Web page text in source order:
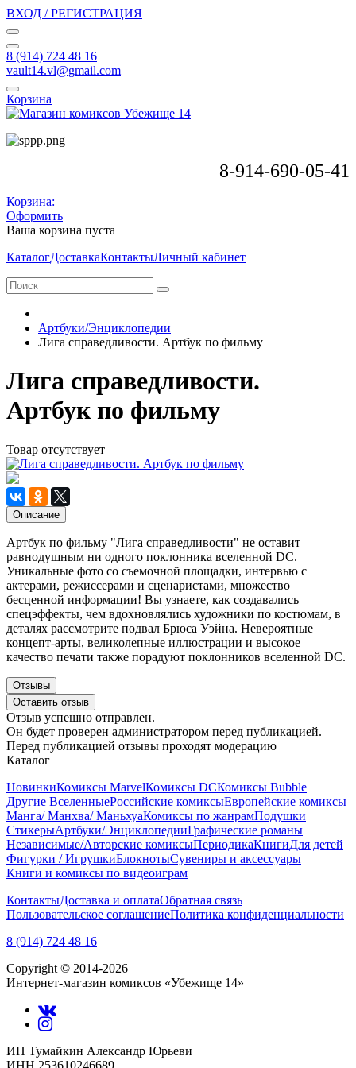
ВХОД / РЕГИСТРАЦИЯ
8 (914) 724 48 16
vault14.vl@gmail.com
Корзина
8-914-690-05-41
Корзина:
Оформить
Ваша корзина пуста
КаталогДоставкаКонтактыЛичный кабинет
Артбуки/Энциклопедии
Лига справедливости. Артбук по фильму
Лига справедливости.
Артбук по фильму
Товар отсутствует
Описание
Артбук по фильму "Лига справедливости" не оставит
равнодушным ни одного поклонника вселенной DC.
Уникальные фото со съемочной площадки, интервью с
актерами, режиссерами и сценаристами, множество
бесценной информации! Вы узнаете, как создавались
cпецэффекты, чем вдохновлялись художники по костюмам, в
деталях рассмотрите подвал Брюса Уэйна. Невероятные
концепт-арты, великолепные иллюстрации и высокое
качество печати также порадуют поклонников вселенной DC.
Отзывы
Оставить отзыв
Отзыв успешно отправлен.
Он будет проверен администратором перед публикацией.
Перед публикацией отзывы проходят модерацию
Каталог
НовинкиКомиксы MarvelКомиксы DCКомиксы Bubble
Другие ВселенныеРоссийские комиксыЕвропейские комиксы
Манга/ Манхва/ МаньхуаКомиксы по жанрамПодушки
СтикерыАртбуки/ЭнциклопедииГрафические романы
Независимые/Авторские комиксыПериодикаКнигиДля детей
Фигурки / ИгрушкиБлокнотыСувениры и аксессуары
Книги и комиксы по видеоиграм
КонтактыДоставка и оплатаОбратная связь
Пользовательское соглашениеПолитика конфиденциальности
8 (914) 724 48 16
Copyright © 2014-2026
Интернет-магазин комиксов «Убежище 14»
ИП Тумайкин Александр Юрьеви
ИНН 253610246689